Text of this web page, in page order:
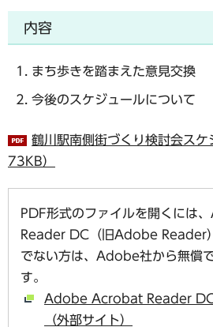
内容
まち歩きを踏まえた意見交換
今後のスケジュールについて
鶴川駅南側街づくり検討会スケ
73KB）
PDF形式のファイルを開くには
Reader DC（旧Adobe Reader
でない方は、Adobe社から無償
す。
Adobe Acrobat Reader DC
（外部サイト）